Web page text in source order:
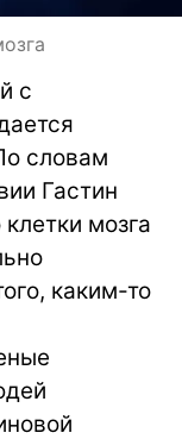
с
словам
Гастин
мозга
каким-то